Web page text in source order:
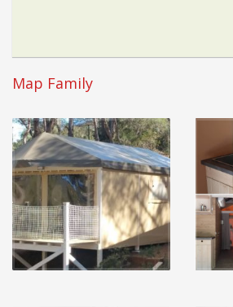
Map Family